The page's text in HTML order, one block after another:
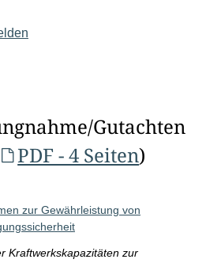
Gutachten
PDF - 4 Seiten)
zur Gewährleistung von
Kraftwerkskapazitäten zur